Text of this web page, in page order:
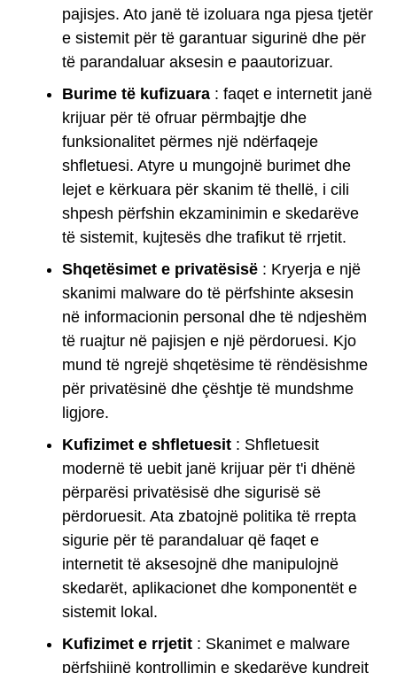
pajisjes. Ato janë të izoluara nga pjesa tjetër
e sistemit për të garantuar sigurinë dhe për
të parandaluar aksesin e paautorizuar.
Burime të kufizuara : faqet e internetit janë
krijuar për të ofruar përmbajtje dhe
funksionalitet përmes një ndërfaqeje
shfletuesi. Atyre u mungojnë burimet dhe
lejet e kërkuara për skanim të thellë, i cili
shpesh përfshin ekzaminimin e skedarëve
të sistemit, kujtesës dhe trafikut të rrjetit.
Shqetësimet e privatësisë : Kryerja e një
skanimi malware do të përfshinte aksesin
në informacionin personal dhe të ndjeshëm
të ruajtur në pajisjen e një përdoruesi. Kjo
mund të ngrejë shqetësime të rëndësishme
për privatësinë dhe çështje të mundshme
ligjore.
Kufizimet e shfletuesit : Shfletuesit
modernë të uebit janë krijuar për t'i dhënë
përparësi privatësisë dhe sigurisë së
përdoruesit. Ata zbatojnë politika të rrepta
sigurie për të parandaluar që faqet e
internetit të aksesojnë dhe manipulojnë
skedarët, aplikacionet dhe komponentët e
sistemit lokal.
Kufizimet e rrjetit : Skanimet e malware
përfshijnë kontrollimin e skedarëve kundrejt